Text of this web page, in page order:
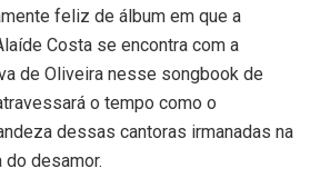
feliz de álbum em que a
Costa se encontra com a
de Oliveira nesse songbook de
o tempo como o
dessas cantoras irmanadas na
desamor.